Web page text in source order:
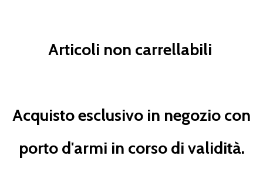
Articoli non carrellabili
Acquisto esclusivo in negozio con
porto d'armi in corso di validità.